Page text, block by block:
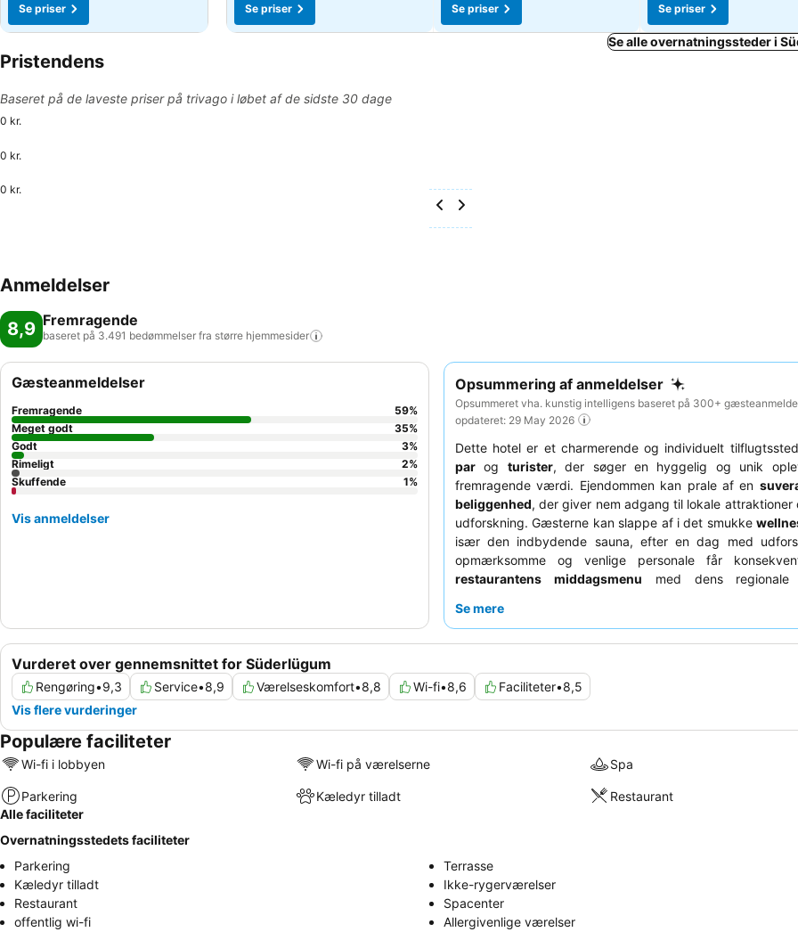
Se priser
Se priser
Se priser
Se priser
Se alle overnatningssteder i
Pristendens
Baseret på de laveste priser på trivago i løbet af de sidste 30 dage
0 kr.
0 kr.
0 kr.
Anmeldelser
8,9 Fremragende
baseret på 3.491 bedømmelser fra større hjemmesider
Opsummering af anmeldelser
Opsummeret vha. kunstig intelligens baseret på 300+
opdateret: 29 May 2026
Dette hotel er et charmerende og individuelt
par og turister, der søger en hyggelig og unik
fremragende værdi. Ejendommen kan prale af en
beliggenhed, der giver nem adgang til lokale attraktioner
udforskning. Gæsterne kan slappe af i det smukke
især den indbydende sauna, efter en dag med
opmærksomme og venlige personale får
restaurantens middagsmenu med dens
overveje at anmode om et værelse mod haven.
Se mere
Vurderet over gennemsnittet for Süderlügum
Rengøring•9,3 Service•8,9 Værelseskomfort•8,8 Wi-fi•8,6 Faciliteter•8,5
Vis flere vurderinger
Gæsteanmeldelser
Fremragende 59%
Meget godt
35%
Godt
3%
Rimeligt
2%
Skuffende
1%
Vis anmeldelser
Populære faciliteter
Wi-fi i lobbyen Wi-fi på værelserne Spa
Parkering Kæledyr tilladt
Restaurant
Alle faciliteter
Overnatningsstedets faciliteter
Parkering
Terrasse
Kæledyr tilladt
Ikke-rygerværelser
Restaurant
Spacenter
offentlig wi-fi
Allergivenlige værelser